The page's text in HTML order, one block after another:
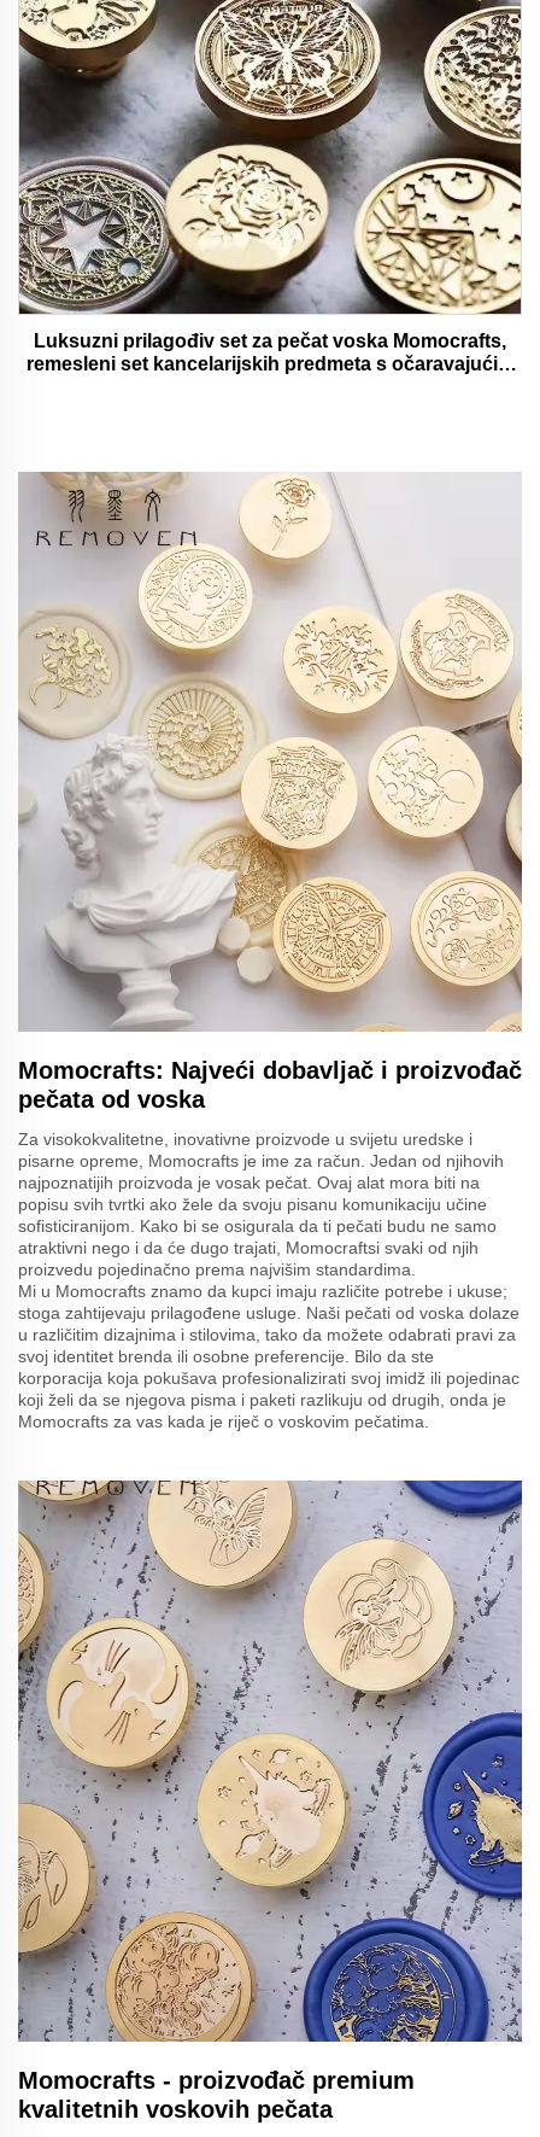
Luksuzni prilagođiv set za pečat voska Momocrafts,
remesleni set kancelarijskih predmeta s očaravajućim
Momocrafts: Najveći dobavljač i proizvođač
pečata od voska
Za visokokvalitetne, inovativne proizvode u svijetu uredske i
pisarne opreme, Momocrafts je ime za račun. Jedan od njihovih
najpoznatijih proizvoda je vosak pečat. Ovaj alat mora biti na
popisu svih tvrtki ako žele da svoju pisanu komunikaciju učine
sofisticiranijom. Kako bi se osigurala da ti pečati budu ne samo
atraktivni nego i da će dugo trajati, Momocraftsi svaki od njih
proizvedu pojedinačno prema najvišim standardima.
Mi u Momocrafts znamo da kupci imaju različite potrebe i ukuse;
stoga zahtijevaju prilagođene usluge. Naši pečati od voska dolaze
u različitim dizajnima i stilovima, tako da možete odabrati pravi za
svoj identitet brenda ili osobne preferencije. Bilo da ste
korporacija koja pokušava profesionalizirati svoj imidž ili pojedinac
koji želi da se njegova pisma i paketi razlikuju od drugih, onda je
Momocrafts za vas kada je riječ o voskovim pečatima.
Momocrafts - proizvođač premium
kvalitetnih voskovih pečata